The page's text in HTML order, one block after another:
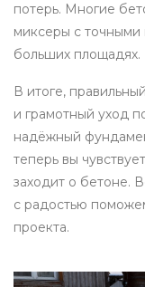
потерь. Многие
миксеры с точными
больших площадях.
В итоге,
и грамотный уход
надёжный
теперь вы
заходит о бетоне.
с радостью
проекта.